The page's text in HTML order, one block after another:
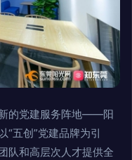
的党建服务阵地——阳
“五创”党建品牌为引
队和高层次人才提供全